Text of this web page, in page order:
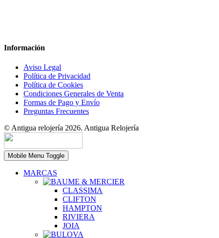
Información
Aviso Legal
Política de Privacidad
Política de Cookies
Condiciones Generales de Venta
Formas de Pago y Envío
Preguntas Frecuentes
© Antigua relojería 2026. Antigua Relojería
Mobile Menu Toggle
MARCAS
CLASSIMA
CLIFTON
HAMPTON
RIVIERA
JOIA